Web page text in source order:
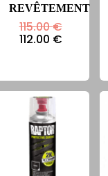
REVÊTEMENT
115.00€Le
prix
112.00 €Le
112.00 €.